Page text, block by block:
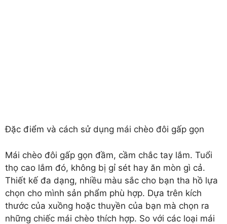
Đặc điểm và cách sử dụng mái chèo đôi gấp gọn
Mái chèo đôi gấp gọn đầm, cầm chắc tay lắm. Tuổi
thọ cao lắm đó, không bị gỉ sét hay ăn mòn gì cả.
Thiết kế đa dạng, nhiều màu sắc cho bạn tha hồ lựa
chọn cho mình sản phẩm phù hợp. Dựa trên kích
thước của xuồng hoặc thuyền của bạn mà chọn ra
những chiếc mái chèo thích hợp. So với các loại mái